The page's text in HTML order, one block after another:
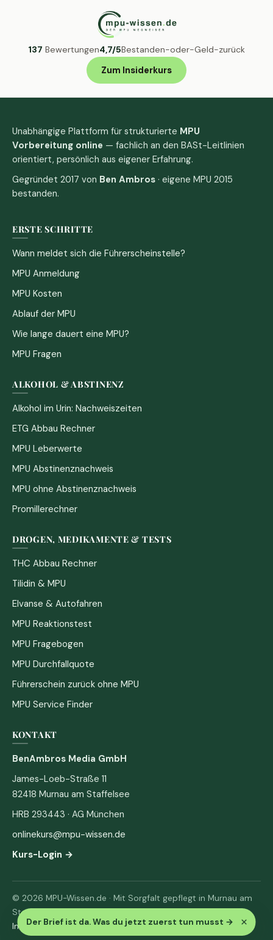
Der Brief ist da. Was du jetzt zuerst tun musst → ×
137 Bewertungen4,7/5Bestanden-oder-Geld-zurück
Zum Insiderkurs
Unabhängige Plattform für strukturierte MPU
Vorbereitung online — fachlich an den BASt-Leitlinien
orientiert, persönlich aus eigener Erfahrung.
Gegründet 2017 von Ben Ambros · eigene MPU 2015
bestanden.
ERSTE SCHRITTE
Wann meldet sich die Führerscheinstelle?
MPU Anmeldung
MPU Kosten
Ablauf der MPU
Wie lange dauert eine MPU?
MPU Fragen
ALKOHOL & ABSTINENZ
Alkohol im Urin: Nachweiszeiten
ETG Abbau Rechner
MPU Leberwerte
MPU Abstinenznachweis
MPU ohne Abstinenznachweis
Promillerechner
DROGEN, MEDIKAMENTE & TESTS
THC Abbau Rechner
Tilidin & MPU
Elvanse & Autofahren
MPU Reaktionstest
MPU Fragebogen
MPU Durchfallquote
Führerschein zurück ohne MPU
MPU Service Finder
KONTAKT
BenAmbros Media GmbH
James-Loeb-Straße 11
82418 Murnau am Staffelsee
HRB 293443 · AG München
onlinekurs@mpu-wissen.de
Kurs-Login →
© 2026 MPU-Wissen.de · Mit Sorgfalt gepflegt in Murnau am
Staffelsee
Impressum· Datenschutz & AGB